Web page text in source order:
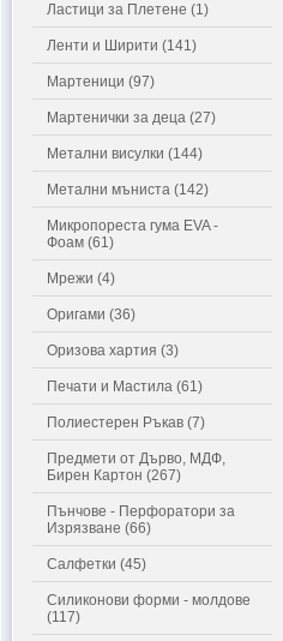
Ластици за Плетене (1)
Ленти и Ширити (141)
Мартеници (97)
Мартенички за деца (27)
Метални висулки (144)
Метални мъниста (142)
Микропореста гума EVA -
Фоам (61)
Мрежи (4)
Оригами (36)
Оризова хартия (3)
Печати и Мастила (61)
Полиестерен Ръкав (7)
Предмети от Дърво, МДФ,
Бирен Картон (267)
Пънчове - Перфоратори за
Изрязване (66)
Салфетки (45)
Силиконови форми - молдове
(117)